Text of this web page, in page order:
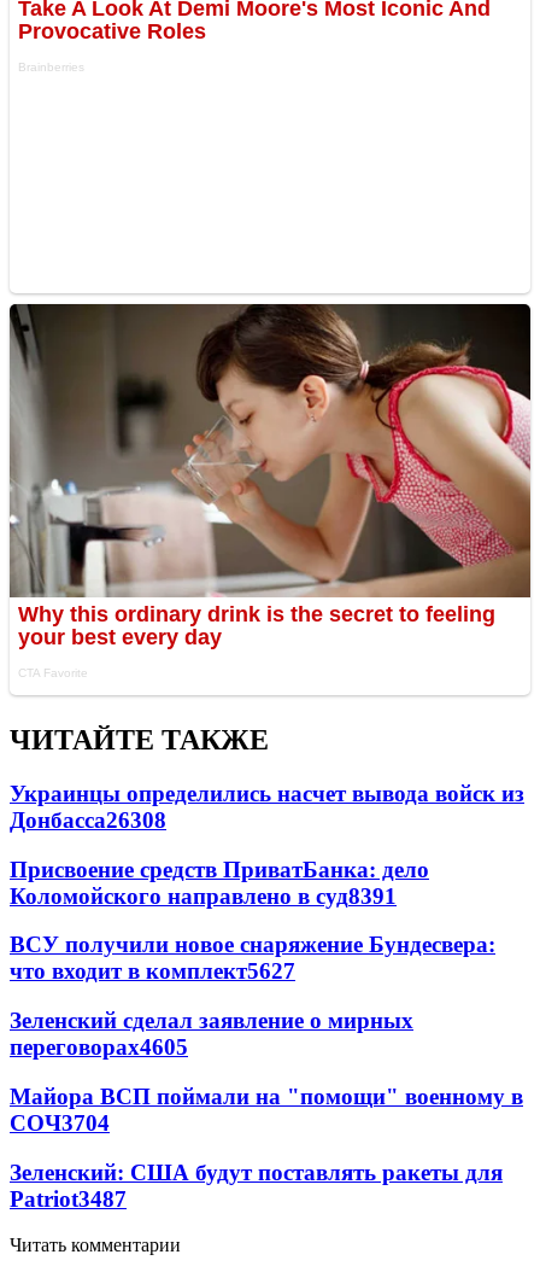
ЧИТАЙТЕ ТАКЖЕ
Украинцы определились насчет вывода войск из
Донбасса26308
Присвоение средств ПриватБанка: дело
Коломойского направлено в суд8391
ВСУ получили новое снаряжение Бундесвера:
что входит в комплект5627
Зеленский сделал заявление о мирных
переговорах4605
Майора ВСП поймали на "помощи" военному в
СОЧ3704
Зеленский: США будут поставлять ракеты для
Patriot3487
Читать комментарии